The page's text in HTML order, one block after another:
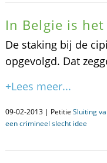
In Belgie is
De staking bij de
opgevolgd. Dat
+Lees meer...
09-02-2013 | Petitie Sluiting
een crimineel slecht idee